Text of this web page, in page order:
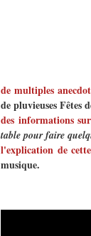
de multiples
de pluvieuses Fêtes
des informations
table pour faire
l'explication de
musique.